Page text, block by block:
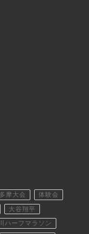
摩大会 体験会
大谷翔平
ハーフマラソン